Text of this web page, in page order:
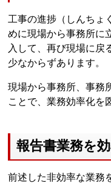
工事の進捗（しんちょ
めに現場から事務所に
入して、再び現場に戻
少なからずあります。
現場から事務所、事務
ことで、業務効率化を
報告書業務を
前述した非効率な業務